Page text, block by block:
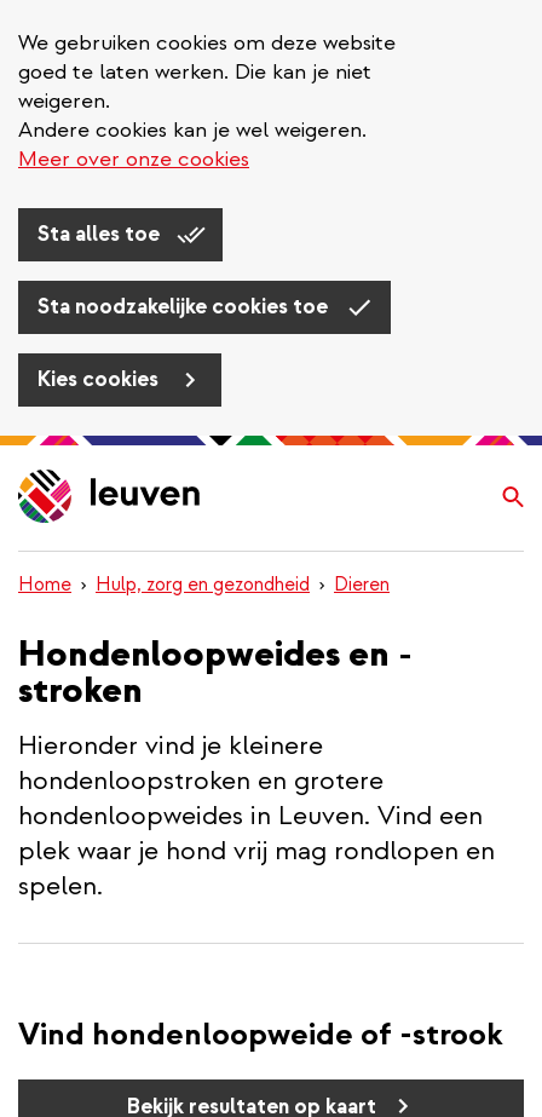
We gebruiken cookies om deze website
goed te laten werken. Die kan je niet
weigeren.
Andere cookies kan je wel weigeren.
Meer over onze cookies
Sta alles toe
Sta noodzakelijke cookies toe
Kies cookies
Overslaan
en
naar
inhoud
gaan
Home Hulp, zorg en gezondheid Dieren
Hondenloopweides en -
stroken
Hieronder vind je kleinere
hondenloopstroken en grotere
hondenloopweides in Leuven. Vind een
plek waar je hond vrij mag rondlopen en
spelen.
Vind hondenloopweide of -strook
Bekijk resultaten op kaart